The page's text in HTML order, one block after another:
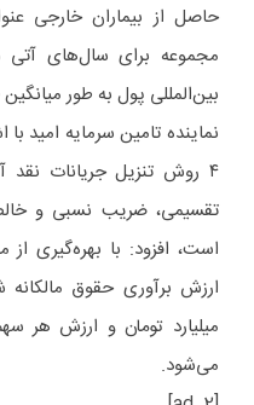
حاصل از بیماران خارجی
مجموعه برای سال‌های
بین‌المللی پول به طور میانگین ۳۰ درصد در نظر گرفته شده است.
نماینده تامین سرمایه امید
۴ روش تنزیل جریانات
تقسیمی، ضریب نسبی و
است، افزود: با بهره‌گیری
می‌شود.